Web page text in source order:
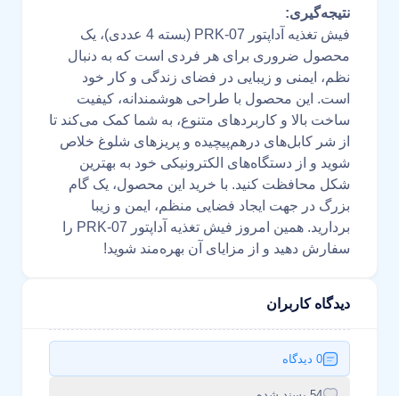
نتیجه‌گیری:
فیش تغذیه آداپتور PRK-07 (بسته 4 عددی)، یک
محصول ضروری برای هر فردی است که به دنبال
نظم، ایمنی و زیبایی در فضای زندگی و کار خود
است. این محصول با طراحی هوشمندانه، کیفیت
ساخت بالا و کاربردهای متنوع، به شما کمک می‌کند تا
از شر کابل‌های درهم‌پیچیده و پریزهای شلوغ خلاص
شوید و از دستگاه‌های الکترونیکی خود به بهترین
شکل محافظت کنید. با خرید این محصول، یک گام
بزرگ در جهت ایجاد فضایی منظم، ایمن و زیبا
بردارید. همین امروز فیش تغذیه آداپتور PRK-07 را
سفارش دهید و از مزایای آن بهره‌مند شوید!
دیدگاه کاربران
0 دیدگاه